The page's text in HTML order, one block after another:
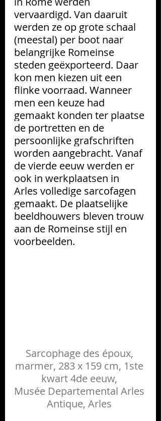
vervaardigd. Van daaruit
werden ze op grote schaal
(meestal) per boot naar
belangrijke Romeinse
steden geëxporteerd. Daar
kon men kiezen uit een
flinke voorraad. Wanneer
men een keuze had
gemaakt konden ter plaatse
de portretten en de
persoonlijke grafschriften
worden aangebracht. Vanaf
de vierde eeuw werden er
ook in werkplaatsen in
Arles volledige sarcofagen
gemaakt. De plaatselijke
beeldhouwers bleven trouw
aan de Romeinse stijl en
voorbeelden.
Sarcophage des époux,
marmer, 283 x 159 cm, 1ste
kwart 4de eeuw,
Musée Departemental Arles
Antique, Arles